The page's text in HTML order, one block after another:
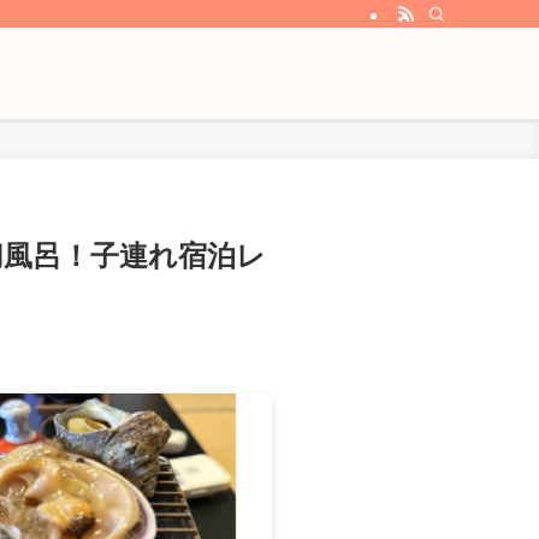
呂！子連れ宿泊レ